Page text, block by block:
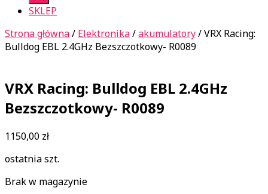
SKLEP
Strona główna/ Elektronika/akumulatory/ VRX Racing:
Bulldog EBL 2.4GHz Bezszczotkowy- R0089
VRX Racing: Bulldog EBL 2.4GHz
Bezszczotkowy- R0089
1150,00 zł
ostatnia szt.
Brak w magazynie